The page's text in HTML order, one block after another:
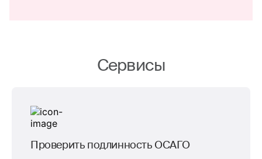
Сервисы
Проверить подлинность ОСАГО